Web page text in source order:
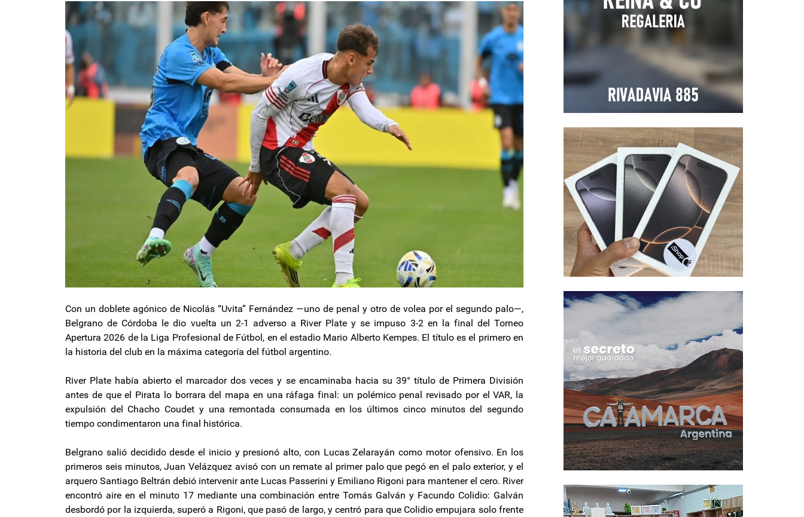
Con un doblete agónico de Nicolás “Uvita” Fernández —uno de penal y otro de volea por el segundo palo—,
Belgrano de Córdoba le dio vuelta un 2-1 adverso a River Plate y se impuso 3-2 en la final del Torneo
Apertura 2026 de la Liga Profesional de Fútbol, en el estadio Mario Alberto Kempes. El título es el primero en
la historia del club en la máxima categoría del fútbol argentino.
River Plate había abierto el marcador dos veces y se encaminaba hacia su 39° título de Primera División
antes de que el Pirata lo borrara del mapa en una ráfaga final: un polémico penal revisado por el VAR, la
expulsión del Chacho Coudet y una remontada consumada en los últimos cinco minutos del segundo
tiempo condimentaron una final histórica.
Belgrano salió decidido desde el inicio y presionó alto, con Lucas Zelarayán como motor ofensivo. En los
primeros seis minutos, Juan Velázquez avisó con un remate al primer palo que pegó en el palo exterior, y el
arquero Santiago Beltrán debió intervenir ante Lucas Passerini y Emiliano Rigoni para mantener el cero. River
encontró aire en el minuto 17 mediante una combinación entre Tomás Galván y Facundo Colidio: Galván
desbordó por la izquierda, superó a Rigoni, que pasó de largo, y centró para que Colidio empujara solo frente